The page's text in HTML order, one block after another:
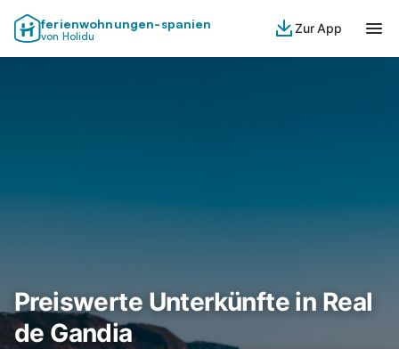
ferienwohnungen-spanien
von Holidu
Zur App
Preiswerte Unterkünfte in Real
de Gandia